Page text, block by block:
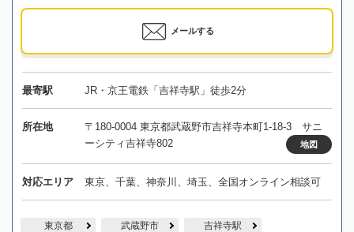
メールする
最寄駅 JR・京王電鉄「吉祥寺駅」徒歩2分
所在地
〒180-0004 東京都武蔵野市吉祥寺本町1-18-3 サニ
ーシティ吉祥寺802
地図
対応エリア 東京、千葉、神奈川、埼玉、全国オンライン相談可
東京都 武蔵野市 吉祥寺駅